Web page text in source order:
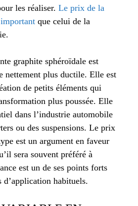
les réaliser. Le prix de la
que celui de la
graphite sphéroïdale est
nettement plus ductile. Elle est
de petits éléments qui
plus poussée. Elle
dans l’industrie automobile
ou des suspensions. Le prix
est un argument en faveur
sera souvent préféré à
est un de ses points forts
d’application habituels.